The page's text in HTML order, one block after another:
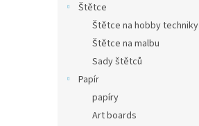
Štětce
Štětce na hobby techniky
Štětce na malbu
Sady štětců
Papír
papíry
Art boards